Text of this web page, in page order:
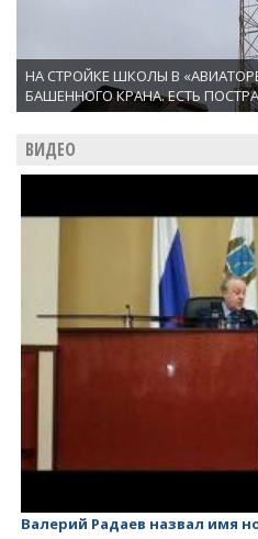
НА СТРОЙКЕ ШКОЛЫ В
БАШЕННОГО КРАНА. ЕСТЬ
ВИДЕО
Валерий Радаев назвал имя